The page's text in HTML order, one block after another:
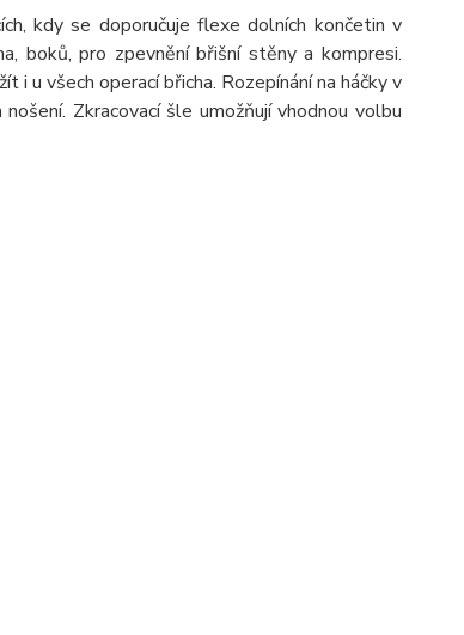
kdy se doporučuje flexe dolních končetin v
boků, pro zpevnění břišní stěny a kompresi.
i u všech operací břicha. Rozepínání na háčky v
Zkracovací šle umožňují vhodnou volbu